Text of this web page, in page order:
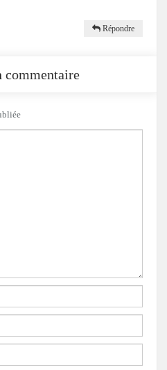
Répondre
commentaire